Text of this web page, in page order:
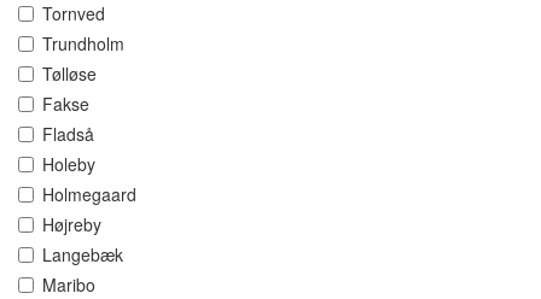
Tornved
Trundholm
Tølløse
Fakse
Fladså
Holeby
Holmegaard
Højreby
Langebæk
Maribo